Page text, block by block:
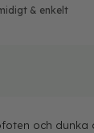
& enkelt
och dunka